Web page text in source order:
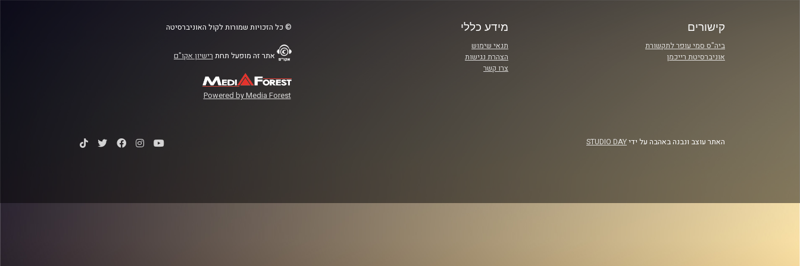
קישורים
ביה"ס סמי עופר לתקשורת
אוניברסיטת רייכמן
מידע כללי
תנאי שימוש
הצהרת נגישות
צרו קשר
© כל הזכויות שמורות לקול האוניברסיטה
אתר זה מופעל תחת רישיון אקו"ם
Powered by Media Forest
האתר עוצב ונבנה באהבה על ידיSTUDIO DAY